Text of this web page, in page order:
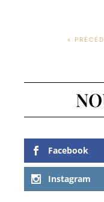
«
Facebook
Instagram